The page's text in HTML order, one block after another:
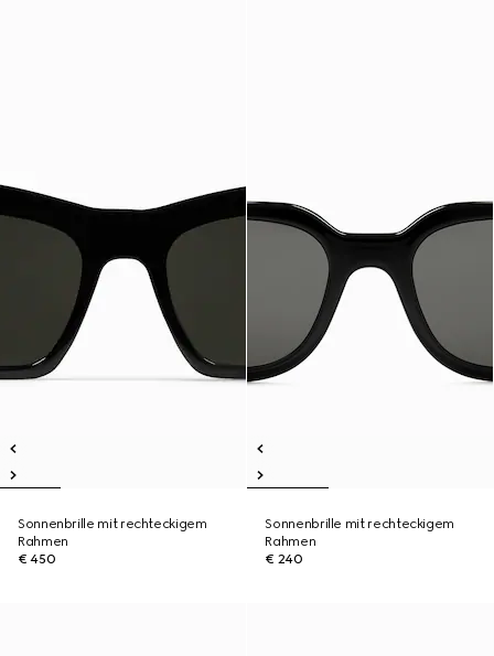
Sonnenbrille mit rechteckigem
Rahmen
€ 450
Sonnenbrille mit rechteckigem
Rahmen
€ 240